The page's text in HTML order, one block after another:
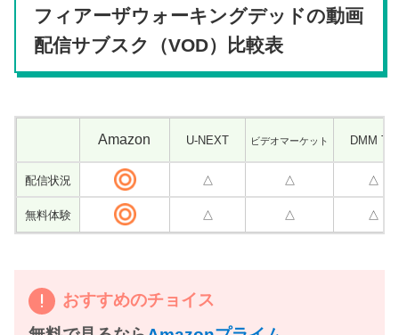
フィアーザウォーキングデッドの動画
配信サブスク（VOD）比較表
Amazon U-NEXT ビデオマーケット DMM
配信状況 △ △ △
無料体験 △ △ △
おすすめのチョイス